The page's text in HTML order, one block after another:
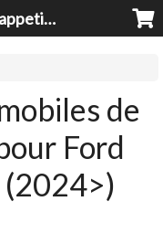
Braccioli per auto, tappeti auto, accessori auto MADE IN ITALY - Armrests, Mittelarmlehnen, Accoundoirs
de
Ford
(2024>)